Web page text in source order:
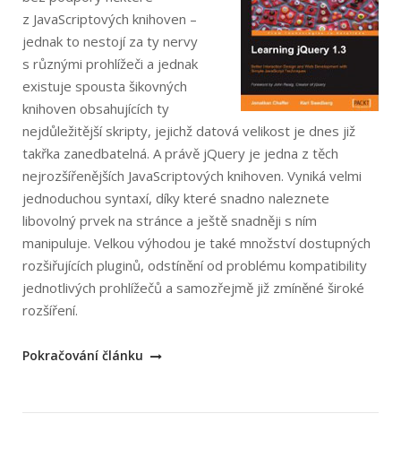
z JavaScriptových knihoven –
jednak to nestojí za ty nervy
s různými prohlížeči a jednak
existuje spousta šikovných
knihoven obsahujících ty
nejdůležitější skripty, jejichž datová velikost je dnes již
takřka zanedbatelná. A právě jQuery je jedna z těch
nejrozšířenějších JavaScriptových knihoven. Vyniká velmi
jednoduchou syntaxí, díky které snadno naleznete
libovolný prvek na stránce a ještě snadněji s ním
manipuluje. Velkou výhodou je také množství dostupných
rozšiřujících pluginů, odstínění od problému kompatibility
jednotlivých prohlížečů a samozřejmě již zmíněné široké
rozšíření.
„Jonathan
Pokračování článku